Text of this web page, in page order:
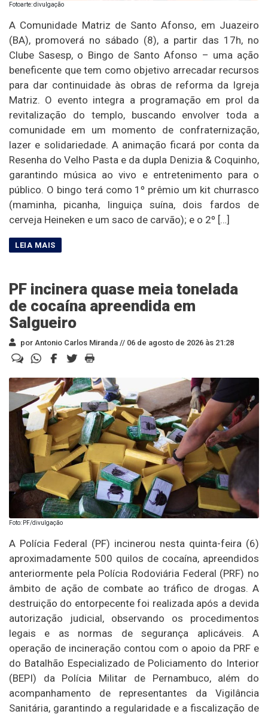
Fotoarte: divulgação
A Comunidade Matriz de Santo Afonso, em Juazeiro
(BA), promoverá no sábado (8), a partir das 17h, no
Clube Sasesp, o Bingo de Santo Afonso – uma ação
beneficente que tem como objetivo arrecadar recursos
para dar continuidade às obras de reforma da Igreja
Matriz. O evento integra a programação em prol da
revitalização do templo, buscando envolver toda a
comunidade em um momento de confraternização,
lazer e solidariedade. A animação ficará por conta da
Resenha do Velho Pasta e da dupla Denizia & Coquinho,
garantindo música ao vivo e entretenimento para o
público. O bingo terá como 1º prêmio um kit churrasco
(maminha, picanha, linguiça suína, dois fardos de
cerveja Heineken e um saco de carvão); e o 2º […]
PF incinera quase meia tonelada
de cocaína apreendida em
Salgueiro
por Antonio Carlos Miranda // 06 de agosto de 2026 às 21:28
Foto: PF/divulgação
A Polícia Federal (PF) incinerou nesta quinta-feira (6)
aproximadamente 500 quilos de cocaína, apreendidos
anteriormente pela Polícia Rodoviária Federal (PRF) no
âmbito de ação de combate ao tráfico de drogas. A
destruição do entorpecente foi realizada após a devida
autorização judicial, observando os procedimentos
legais e as normas de segurança aplicáveis. A
operação de incineração contou com o apoio da PRF e
do Batalhão Especializado de Policiamento do Interior
(BEPI) da Polícia Militar de Pernambuco, além do
acompanhamento de representantes da Vigilância
Sanitária, garantindo a regularidade e a fiscalização de